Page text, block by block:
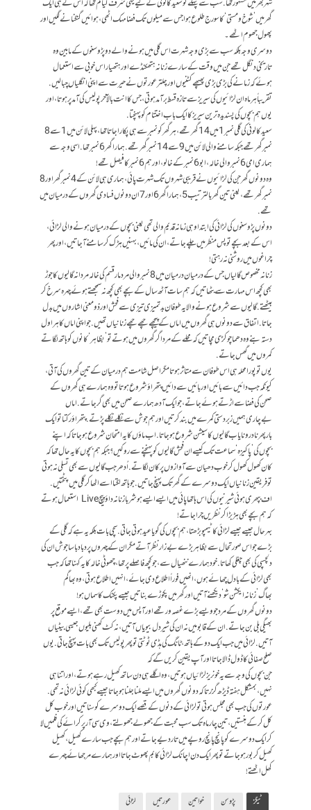
گھر میں’شوخ و مستی‘کا سورج طلوع ہوا جس سے میلوں تک فضا مہک اٹھی، ہوائیں گنگنانے لگیں اور
پھول جھوم اٹھے۔
دوسری وجہ بلکہ سب سے بڑی وجہ شہرت اس گلی میں ہونے والے دو پڑوسنوں کے مابین وہ
تاریخی دنگل تھے جن میں وقت کے سارے زنانہ ہتھکنڈے اور ہتھیار اس خوبی سے استعمال
ہوئے کہ زمانے کی بڑی بڑی پھپھے کٹنیوں اور چلتر عورتوں نے حیرت سے اپنی انگلیاں چبا لیں.
تقریباً ہر ماہ ان لڑائیوں کی سیریز سے تازہ قسط برآمد ہوتی، جس کا انت بالآخر پولیس کی آمد پر ہوتا، اور
یوں ہم بچوں کی پسندیدہ ترین سیریز کا ایک باب اختتام کو پہنچتا.
سعید کالونی کی گلی نمبر 1میں 14گھر تھے، ہر گھر کو نمبر سے ہی پکارا جاتا تھا، پہلی لائن میں 1 سے 8
نمبر گھر تھے جبکہ سامنے والی لائن میں 9 سے 14 نمبر گھر تھے. ہمارا گھر 6 نمبر تھا. اسی وجہ سے
ہماری امی 6 نمبر والی خالہ، ابو 6 نمبر کے خالو، اور ہم 6 نمبر کا فیصل تھے!
وہ دونوں گھر جن کی لڑائیوں نے قریبی شہروں تک شہرت پائی، ہماری ہی لائن کے 4 نمبر گھر اور 8
نمبر گھر تھے، یعنی تین گھر بالترتیب 5، ہمارا گھر6 اور 7ان دونوں فسادی گھروں کے درمیان میں
تھے.
دونوں پڑوسنوں کی لڑائی کی ابتدا وہی زمانہ قدیم والی تھی یعنی بچوں کے درمیان ہونے والی لڑائی،
اس کے بعد بچے تو پس منظر میں چلے جاتے، ان کی مائیں، بہنیں ہڑک کر سامنے آ جاتیں، اور پھر
چراغوں میں روشنی نہ رہتی!
زنانہ مخصوص گالیاں جس کے درمیان درمیان میں 8 نمبر والی مرد مار قسم کی خالہ مردانہ گالیوں کا جوڑ
بھی کچھ اس مہارت سے بٹھاتیں کہ ہم سات آٹھ سال کے بچے بھی کچھ نہ سمجھتے ہوئے چہرہ سرخ کر
بیٹھتے. گالیوں سے شروع ہونے والا یہ طوفان بدتمیزی تیزی سے فحش اور ذو معنی اشاروں میں بدل
جاتا. اتفاق سے دونوں ہی گھروں میں اماں کے پیچھے چھے چھے زنانیاں تھیں. جو اپنی اماں کا ہراول
دستہ بنے وہ دھما چوکڑی مچاتیں کہ محلے کے مرد اگر گھروں میں ہوتے تو ’بظاہر‘ کانوں کو ہاتھ لگاتے
کمروں میں گھس جاتے.
یوں تو پورا محلہ ہی اس طوفان سے متاثر ہوتا مگر اصل شامت ہم درمیان کے تین گھروں کی آتی،
کیونکہ جب دائیں سے بائیں اور بائیں سے دائیں پتھراؤ شروع ہوتا تو وہ ہمارے ہی گھروں کے
صحن کی فضا سے اڑتے ہوئے جاتے، جو ایک آدھ ہمارے صحن میں بھی گر جاتے. اماں
بےچاری ہمیں زبردستی کمرے میں بند کرتیں اور ہم جوش سے نکلے نکلے پڑتے. پتھراؤ رکتا تو ایک
بار پھر نادر و نایاب گالیوں کا سیشن شروع ہو جاتا. اب ماؤں کا یہ امتحان شروع ہو جاتا کہ اپنے
بچوں کی’پاکیزہ‘ سماعت تک کیسے ان فحش گالیوں کو پہنچنے سے روکیں؟ جبکہ ہم بچوں کا یہ حال تھا کہ
کان کھول کھول کر خوب دھیان سے آوازوں پر کان لگاتے. اُدھر جب گالیوں سے بھی تسلی نہ ہوتی
تو فریقین زنانیاں ایک دوسرے کے گھر تک پہنچ جاتیں. جو ہاتھ لگتا اسے اٹھا کر گلی میں پٹختیں.
اف بپھری ہوئی شیرنیوں کی اس ہاتھا پائی میں ایسے ایسے ہوشربا زنانہ داؤ پیچ Live استعمال ہوتے
کہ ہم بچے بھی ہڑبڑا کر نظریں چرا جاتے!
بہرحال جیسے جیسے لڑائی کا ٹیمپو بڑھتا، ہم بچوں کی گویا عید ہوتی جاتی. سچی بات بلکہ یہ ہے کہ گلی کے
بڑے جو اس صورتحال سے بظاہر بڑے بےزار نظر آتے مگر ان کے چہروں پر دبا دبا سا جوش ان کی
دلچسپی کی بھی چغلی کھاتا. خود ہمارے ننھیال سے ،جو کچھ فاصلے پر تھا، چھوٹی خالہ کا یہ کہنا تھا کہ جب
بھی لڑائی کے بادل چھائے ہوں، انھیں فورا ًاطلاع دی جائے، انہیں اطلاع ہوتی، وہ بھاگم
بھاگ’زنانہ ایکشن شو‘ دیکھنے آتیں اور گھر میں پکوڑے بناتیں جیسے پکنک کا سماں ہو!
دونوں گھروں کے مرد جو ویسے بڑے غصہ ور تھے اور آپس میں دوست بھی تھے، ایسے موقع پر
بھیگی بلی بن جاتے. ان کے قابو میں نہ ان کی شیر دل بیویاں آتیں، نہ کٹ کھنی بلیوں جیسی بیٹیاں
آتیں. لڑائی میں جب ایک دو کے ہاتھ، ٹانگ کی ہڈی ٹوٹتی تو پھر پولیس تک بھی بات پہنچ جاتی. یوں
صلح صفائی کا ڈول ڈالا جاتا اور آپ یقین کریں گے کہ
جن بچوں کی وجہ سے یہ خونریز لڑائیاں ہوتیں، وہ اگلے ہی دن ساتھ کھیل رہے ہوتے، اور اتنا ہی
نہیں، بمشکل ہفتہ ڈیڑھ گزرتا کہ دونوں گھروں میں ایسے ملنا جلنا ہوجاتا جیسے کبھی کوئی لڑائی نہ تھی.
عورتوں کی جب بھی مجلس ہوتی تو لڑائی کے دنوں کے قصے ایک دوسرے کو سناتیں اور خوب کل
کل کر کے ہنستیں، تین چار ماہ تک سب محبت کے جھولے جھولتے، وی سی آر پر کرائے کی فلمیں لا
کر ایک دوسرے کو پانچ پانچ روپے میں تار دیے جاتے اور ہم بچے جب سارے کھیل، کھیل
کھیل کر بور ہو جاتے تو پھر ایک دن اچانک لڑائی کا بم پھوٹ جاتا اور ہمارے مرجھائے چہرے
کھل اٹھتے!
ٹیگز پڑوسن خواتین عورتیں لڑائی